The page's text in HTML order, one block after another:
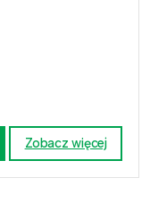
Zobacz więcej